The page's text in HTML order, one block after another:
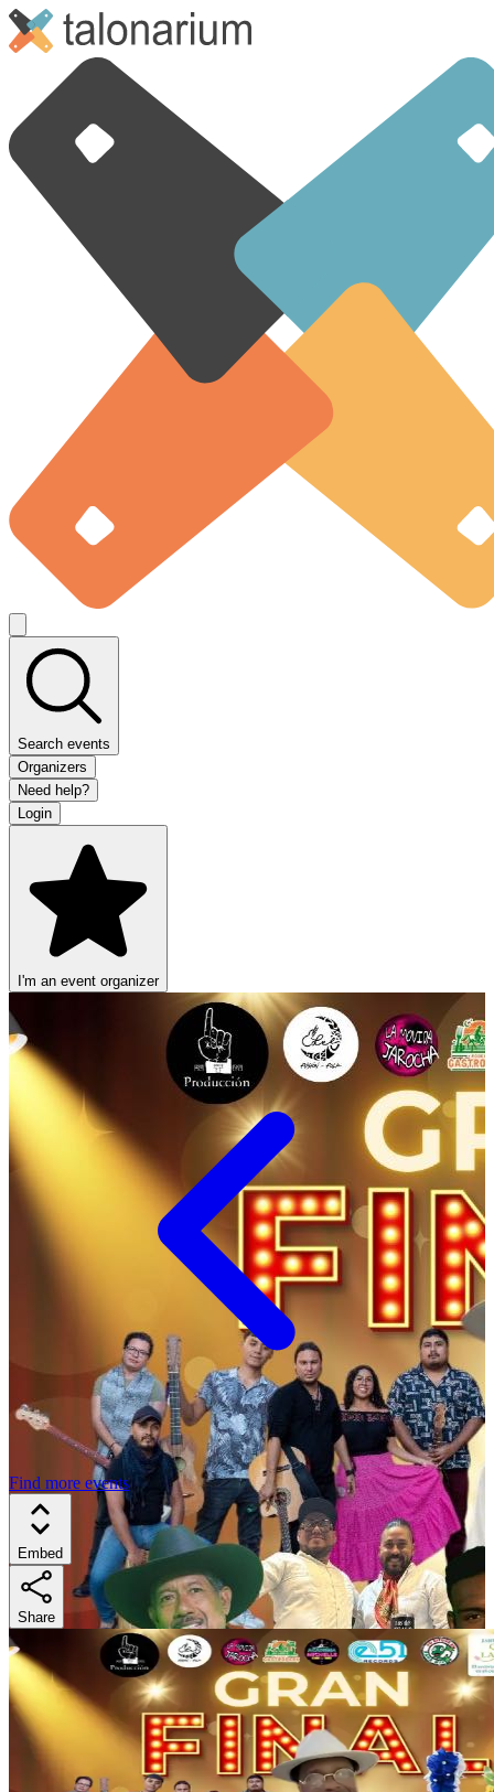
Search events
Organizers
Need help?
Login
I'm an event organizer
Find more events
Embed
Share